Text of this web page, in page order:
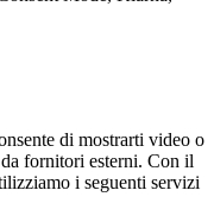
di mostrarti video o
fornitori esterni. Con il
i seguenti servizi